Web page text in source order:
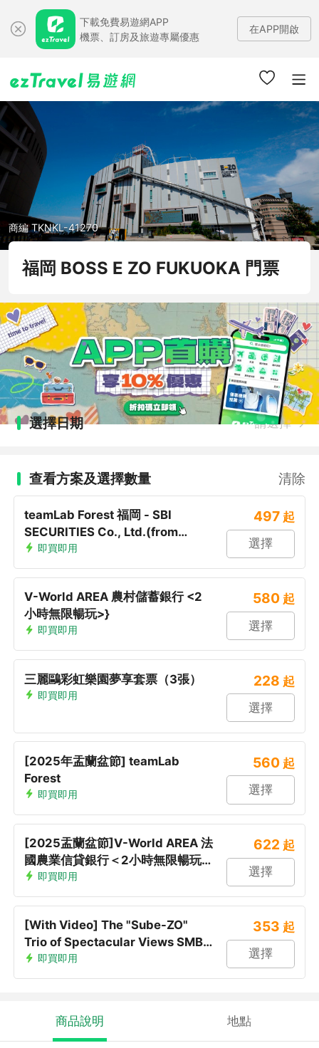
下載免費易遊網APP
機票、訂房及旅遊專屬優惠
在APP開啟
商編 TKNKL-41270
福岡 BOSS E ZO FUKUOKA 門票
選擇日期 請選擇
查看方案及選擇數量 清除
teamLab Forest 福岡 - SBI
SECURITIES Co., Ltd.(from
March)
即買即用
497 起
選擇
V-World AREA 農村儲蓄銀行 <2
小時無限暢玩>}
即買即用
580 起
選擇
三麗鷗彩虹樂園夢享套票（3張）
即買即用
228 起
選擇
[2025年盂蘭盆節] teamLab
Forest
即買即用
560 起
選擇
[2025盂蘭盆節]V-World AREA 法
國農業信貸銀行＜2小時無限暢玩
＞ 即買即用
622 起
選擇
[With Video] The "Sube-ZO"
Trio of Spectacular Views SMBC
Nikko Securities [2026 Obon
Holiday]
即買即用
353 起
選擇
商品說明 地點